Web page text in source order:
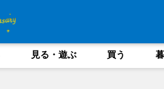
見る・遊ぶ 買う